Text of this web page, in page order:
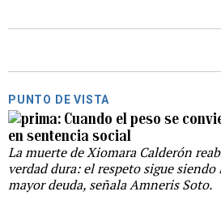
PUNTO DE VISTA
Cuando el peso se
en sentencia social
La muerte de Xiomara Calderón
verdad dura: el respeto sigue siendo
mayor deuda, señala Amneris Soto.